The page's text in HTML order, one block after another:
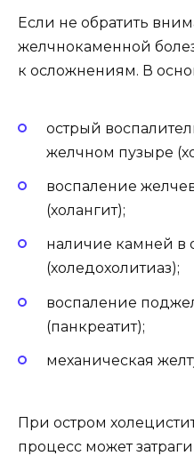
Если не обратить
желчнокаменной
к осложнениям. В
острый
желчном пузыре
воспаление
(холангит);
наличие камней в
(холедохолитиаз);
воспаление
(панкреатит);
механическая
При остром
процесс может